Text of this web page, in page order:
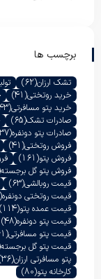
برچسب ها
تشک ارزان(62)
خرید روتختی(41)
خرید پتو مسافرتی(43)
صادرات تشک(65)
صادرات پتو دونفره(37)
فروش روتختی(41)
فروش پتو(161)
فروش پتو گل برجسته
قیمت روبالشی(63)
قیمت روتختی دونفره(61)
قیمت عمده پتو(114)
قیمت پتو دونفره(48)
قیمت پتو مسافرتی(61)
قیمت پتو گل برجسته
پتو مسافرتی ارزان(36)
کارخانه پتو(80)